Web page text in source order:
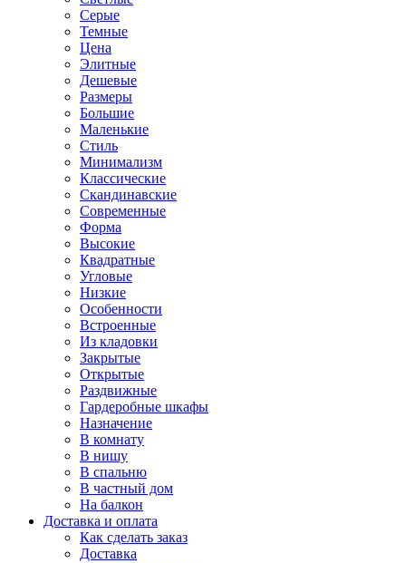
Серые
Темные
Цена
Элитные
Дешевые
Размеры
Большие
Маленькие
Стиль
Минимализм
Классические
Скандинавские
Современные
Форма
Высокие
Квадратные
Угловые
Низкие
Особенности
Встроенные
Из кладовки
Закрытые
Открытые
Раздвижные
Гардеробные шкафы
Назначение
В комнату
В нишу
В спальню
В частный дом
На балкон
Доставка и оплата
Как сделать заказ
Доставка